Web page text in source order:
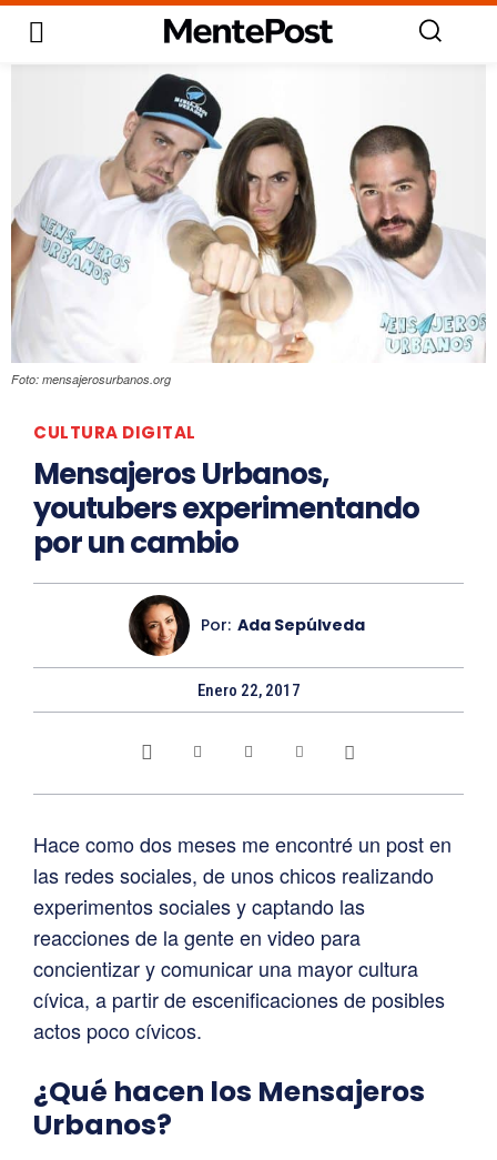
Foto: mensajerosurbanos.org
CULTURA DIGITAL
Mensajeros Urbanos,
youtubers experimentando
por un cambio
Por: Ada Sepúlveda
Enero 22, 2017
Hace como dos meses me encontré un post en
las redes sociales, de unos chicos realizando
experimentos sociales y captando las
reacciones de la gente en video para
concientizar y comunicar una mayor cultura
cívica, a partir de escenificaciones de posibles
actos poco cívicos.
¿Qué hacen los Mensajeros
Urbanos?